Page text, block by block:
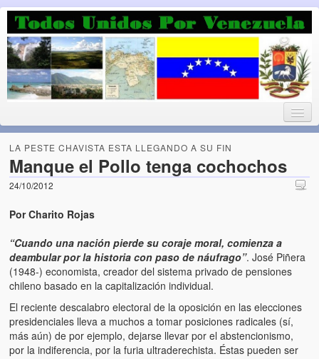
Luchando por la Democracia
Fuera el chavismo, la peor peste que le ha caido a esta tierra
Home
¡Bienvenido!
Todos Unidos por Venezuela te da la bienvenida a éste nuestro
Blog. (Todos Unidos por Venezuela welcomes you to our Blog)
Acerca de este blog (About this Blog)
Artículos
El Tipo y los Rojos en Los Teques (The Jerk and the Reds in
LA PESTE CHAVISTA ESTA LLEGANDO A SU FIN
Manque el Pollo tenga cochochos
24/10/2012
Por Charito Rojas
“Cuando una nación pierde su coraje moral, comienza a
deambular por la historia con paso de náufrago”. José Piñera
(1948-) economista, creador del sistema privado de pensiones
chileno basado en la capitalización individual.
El reciente descalabro electoral de la oposición en las elecciones
presidenciales lleva a muchos a tomar posiciones radicales (sí,
más aún) de por ejemplo, dejarse llevar por el abstencionismo,
por la indiferencia, por la furia ultraderechista. Éstas pueden ser